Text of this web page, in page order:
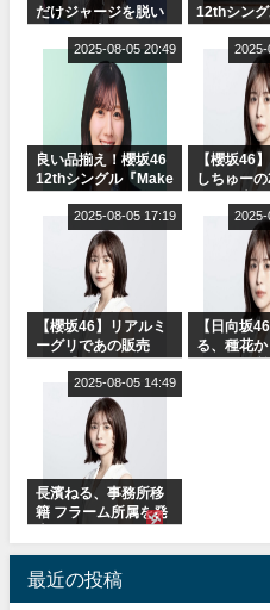
だけジャージを脱い
12thシン
ャルグッ
良い品揃え！櫻坂46
12thシングル『Make
ャルグッズ絶賛販売
2025-08-05 20:49
【櫻坂46
しちゅー
りぃむナ
2025-
【櫻坂46】リアルミ
ーグリであの販売
Break』オフィシャ
ルグッズ解禁
2025-08-05 17:19
【日向坂
る、種花
2025-
長濱ねる、事務所移
籍 フラーム所属を発
2025-08-05 14:49
最近の投稿